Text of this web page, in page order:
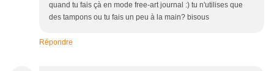
quand tu fais çà en mode free-art journal :) tu n'utilises que
des tampons ou tu fais un peu à la main? bisous
Répondre